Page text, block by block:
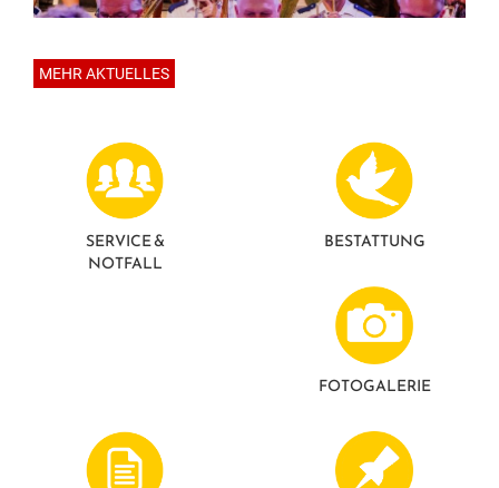
MEHR AKTUELLES
SERVICE &
NOTFALL
BESTATTUNG
FOTO­GALERIE